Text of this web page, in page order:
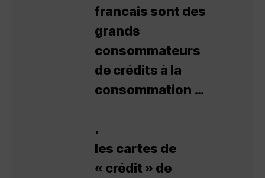
francais sont des
grands
consommateurs
de crédits à la
consommation …
.
les cartes de
« crédit » de